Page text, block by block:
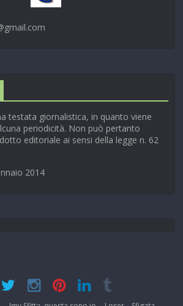
testata giornalistica, in quanto viene
periodicità. Non può pertanto
editoriale ai sensi della legge n. 62
2014